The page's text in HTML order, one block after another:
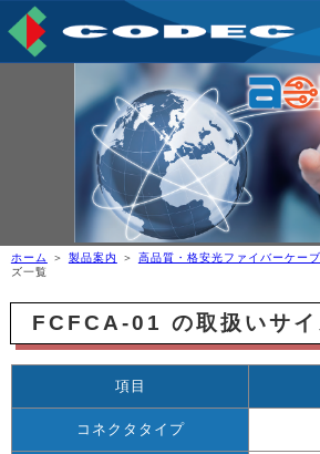
ホーム ＞ 製品案内 ＞ 高品質・格安光ファイバーケー
ズ一覧
FCFCA-01 の取扱いサイ
項目
コネクタタイプ